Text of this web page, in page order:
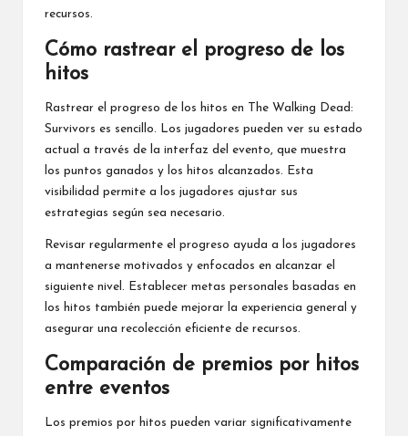
recursos.
Cómo rastrear el progreso de los
hitos
Rastrear el progreso de los hitos en The Walking Dead:
Survivors es sencillo. Los jugadores pueden ver su estado
actual a través de la interfaz del evento, que muestra
los puntos ganados y los hitos alcanzados. Esta
visibilidad permite a los jugadores ajustar sus
estrategias según sea necesario.
Revisar regularmente el progreso ayuda a los jugadores
a mantenerse motivados y enfocados en alcanzar el
siguiente nivel. Establecer metas personales basadas en
los hitos también puede mejorar la experiencia general y
asegurar una recolección eficiente de recursos.
Comparación de premios por hitos
entre eventos
Los premios por hitos pueden variar significativamente